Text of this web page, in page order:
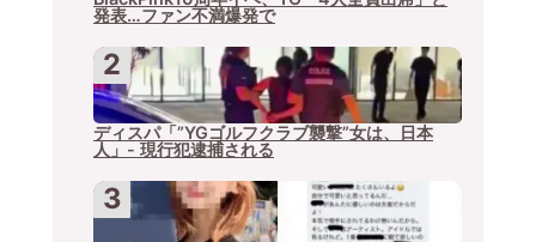
発表…ファン不満爆発で
ディスパ「”YGゴルフクラブ襲撃”女は、日本
人」- 現行犯逮捕される